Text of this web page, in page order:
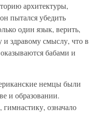
архитектуры,
пытался убедить
один язык, верить,
здравому смыслу, что в
бабами и
немцы были
и образовании.
означало